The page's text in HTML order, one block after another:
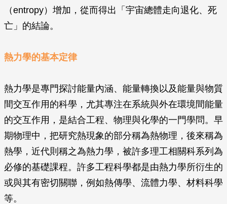
（entropy）增加，從而得出「宇宙總體走向退化、死
亡」的結論。
熱力學的基本定律
熱力學是專門探討能量內涵、能量轉換以及能量與物質
間交互作用的科學，尤其專注在系統與外在環境間能量
的交互作用，是結合工程、物理與化學的一門學問。早
期物理中，把研究熱現象的部分稱為熱物理，後來稱為
熱學，近代則稱之為熱力學，被許多理工相關科系列為
必修的基礎課程。許多工程科學都是由熱力學所衍生的
或與其有密切關聯，例如熱傳學、流體力學、材料科學
等。